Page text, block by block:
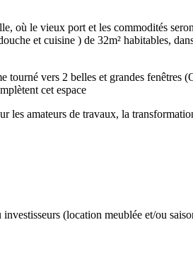
où le vieux port et les commodités
et cuisine ) de 32m² habitables,
tourné vers 2 belles et grandes
cet espace
les amateurs de travaux, la
(location meublée et/ou